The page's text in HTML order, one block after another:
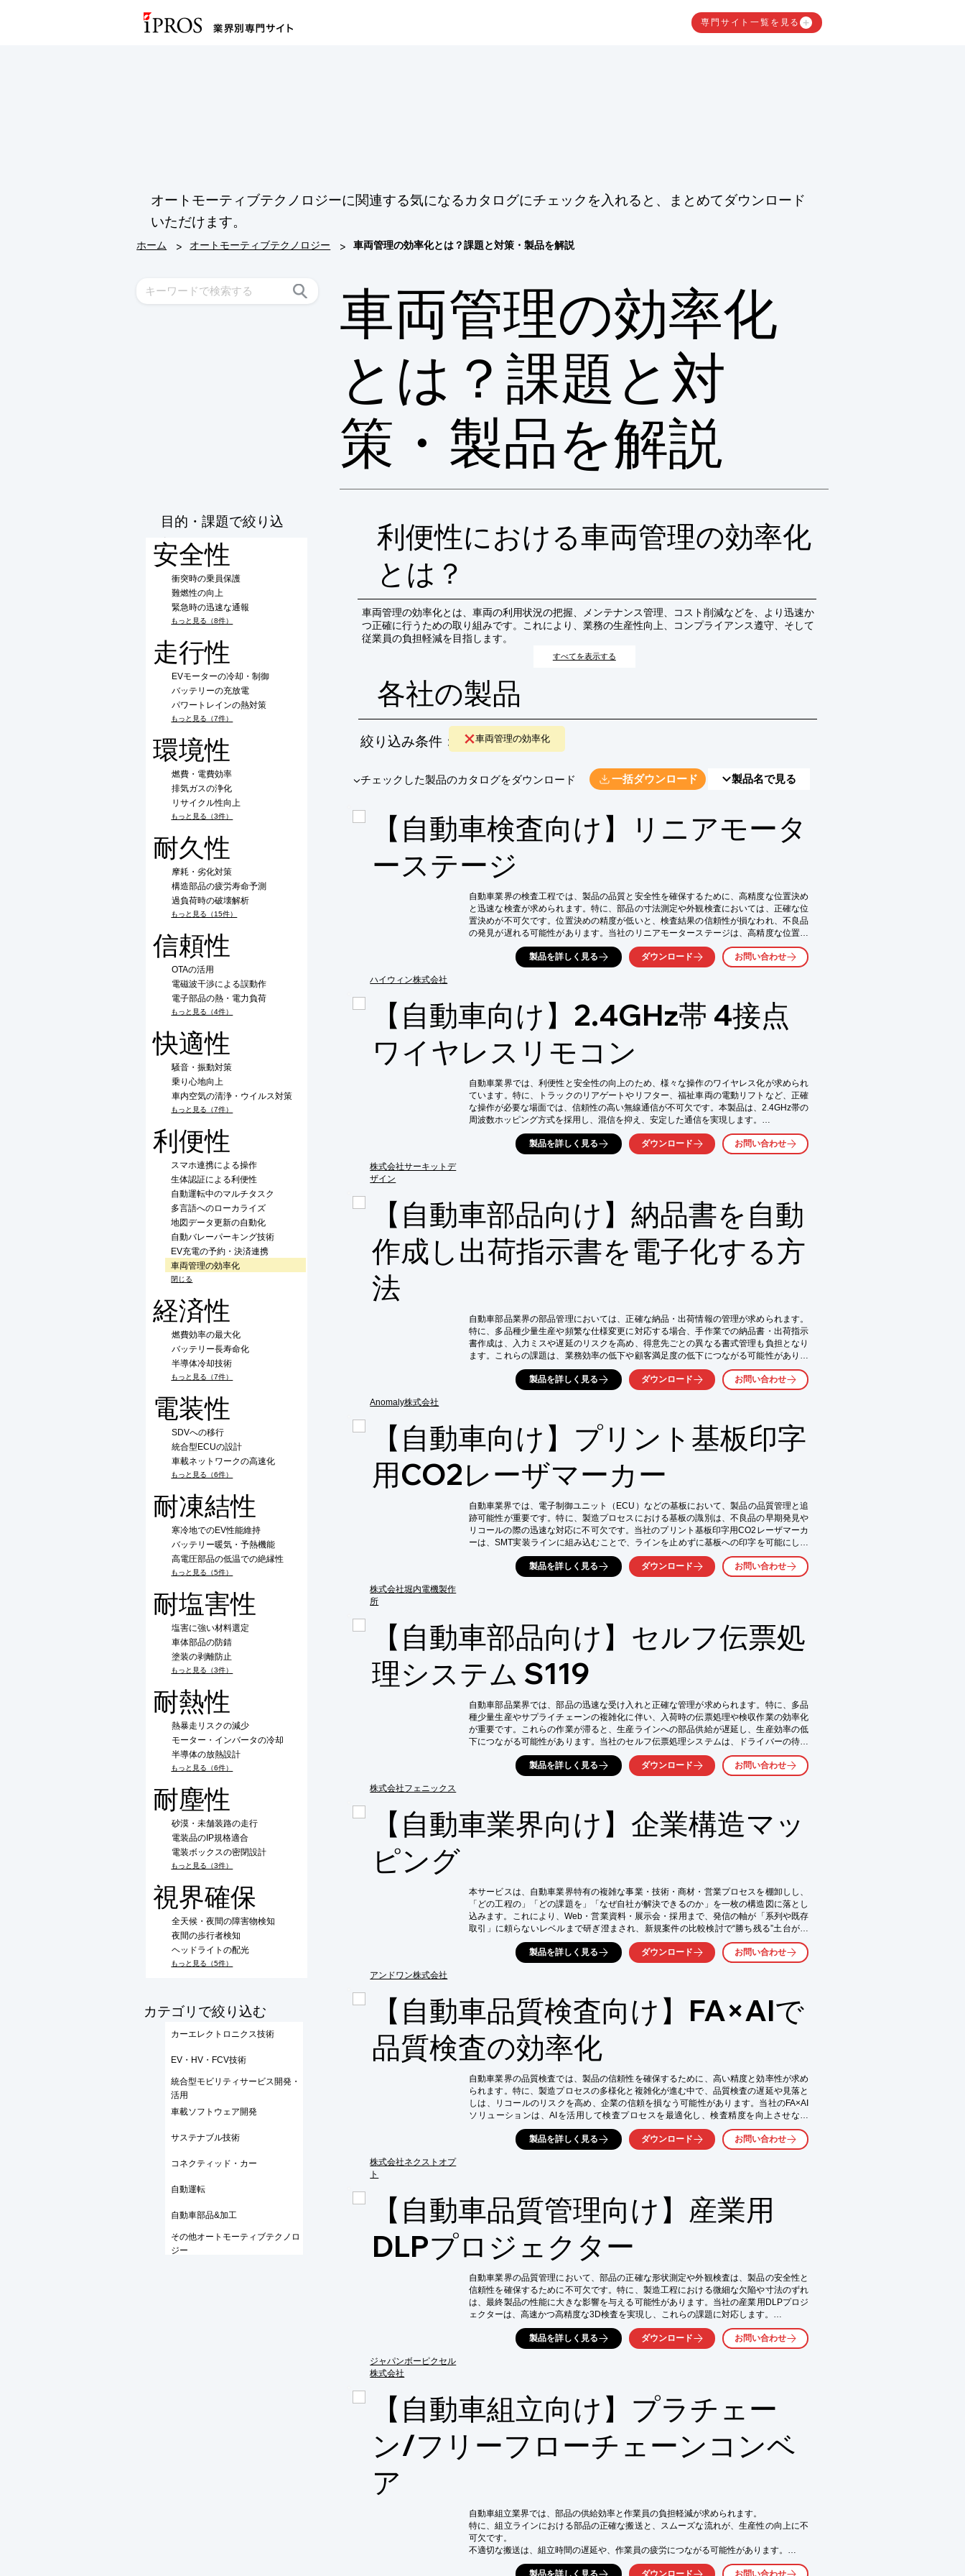
専門サイト一覧を見る
オートモーティブテクノロジーに関連する気になるカタログにチェックを入れると、まとめてダウンロード
いただけます。
ホーム > オートモーティブテクノロジー > 車両管理の効率化とは？課題と対策・製品を解説
車両管理の効率化
とは？課題と対
策・製品を解説
目的・課題で絞り込
む
安全性
衝突時の乗員保護
難燃性の向上
緊急時の迅速な通報
もっと見る（8件）
走行性
EVモーターの冷却・制御
バッテリーの充放電
パワートレインの熱対策
もっと見る（7件）
環境性
燃費・電費効率
排気ガスの浄化
リサイクル性向上
もっと見る（3件）
耐久性
摩耗・劣化対策
構造部品の疲労寿命予測
過負荷時の破壊解析
もっと見る（15件）
信頼性
OTAの活用
電磁波干渉による誤動作
電子部品の熱・電力負荷
もっと見る（4件）
快適性
騒音・振動対策
乗り心地向上
車内空気の清浄・ウイルス対策
もっと見る（7件）
利便性
スマホ連携による操作
生体認証による利便性
自動運転中のマルチタスク
多言語へのローカライズ
地図データ更新の自動化
自動バレーパーキング技術
EV充電の予約・決済連携
車両管理の効率化
閉じる
経済性
燃費効率の最大化
バッテリー長寿命化
半導体冷却技術
もっと見る（7件）
電装性
SDVへの移行
統合型ECUの設計
車載ネットワークの高速化
もっと見る（6件）
耐凍結性
寒冷地でのEV性能維持
バッテリー暖気・予熱機能
高電圧部品の低温での絶縁性
もっと見る（5件）
耐塩害性
塩害に強い材料選定
車体部品の防錆
塗装の剥離防止
もっと見る（3件）
耐熱性
熱暴走リスクの減少
モーター・インバータの冷却
半導体の放熱設計
もっと見る（6件）
耐塵性
砂漠・未舗装路の走行
電装品のIP規格適合
電装ボックスの密閉設計
もっと見る（3件）
視界確保
全天候・夜間の障害物検知
夜間の歩行者検知
ヘッドライトの配光
もっと見る（5件）
​カテゴリで絞り込む
カーエレクトロニクス技術
EV・HV・FCV技術
統合型モビリティサービス開発・
活用
車載ソフトウェア開発
サステナブル技術
コネクティッド・カー
自動運転
自動車部品&加工
その他オートモーティブテクノロ
ジー
利便性における車両管理の効率化
とは？
車両管理の効率化とは、車両の利用状況の把握、メンテナンス管理、コスト削減などを、より迅速か
つ正確に行うための取り組みです。これにより、業務の生産性向上、コンプライアンス遵守、そして
従業員の負担軽減を目指します。
すべてを表示する
各社の製品
絞り込み条件： 車両管理の効率化
​▼チェックした製品のカタログをダウンロード 一括ダウンロード 製品名で見る
【自動車検査向け】リニアモータ
ーステージ
ハイウィン株式会社
自動車業界の検査工程では、製品の品質と安全性を確保するために、高精度な位置決め
と迅速な検査が求められます。特に、部品の寸法測定や外観検査においては、正確な位
置決めが不可欠です。位置決めの精度が低いと、検査結果の信頼性が損なわれ、不良品
の発見が遅れる可能性があります。当社のリニアモーターステージは、高精度な位置決
めと高速移動を実現し、検査工程の効率化に貢献します。
【活用シーン】
・組み立て工程における位置決め
【導入の効果】
・検査精度の向上
・不良品の早期発見
製品を詳しく見る ダウンロード お問い合わせ
【自動車向け】2.4GHz帯 4接点
ワイヤレスリモコン
株式会社サーキットデ
ザイン
自動車業界では、利便性と安全性の向上のため、様々な操作のワイヤレス化が求められ
ています。特に、トラックのリアゲートやリフター、福祉車両の電動リフトなど、正確
な操作が必要な場面では、信頼性の高い無線通信が不可欠です。本製品は、2.4GHz帯の
周波数ホッピング方式を採用し、混信を抑え、安定した通信を実現します。
【活用シーン】
・トラックのリアゲート操作
【導入の効果】
・操作性の向上
・作業効率の改善
・安全性の向上
製品を詳しく見る ダウンロード お問い合わせ
【自動車部品向け】納品書を自動
作成し出荷指示書を電子化する方
法
Anomaly株式会社
自動車部品業界の部品管理においては、正確な納品・出荷情報の管理が求められます。
特に、多品種少量生産や頻繁な仕様変更に対応する場合、手作業での納品書・出荷指示
書作成は、入力ミスや遅延のリスクを高め、得意先ごとの異なる書式管理も負担となり
ます。これらの課題は、業務効率の低下や顧客満足度の低下につながる可能性がありま
す。当製品は、受注データに連動して納品書・出荷指示書をゼロ入力で発行する仕組み
を提供し、これらの課題を解決します。
・納品書PDFのワンクリック発行
・得意先ごとの書式自動切替
・ファイル名、保存先の自動整理
【導入の効果】
・入力作業の削減による業務効率向上
・得意先ごとの書式管理の手間軽減
・迅速な出荷対応による顧客満足度向上
製品を詳しく見る ダウンロード お問い合わせ
【自動車向け】プリント基板印字
用CO2レーザマーカー
株式会社堀内電機製作
所
自動車業界では、電子制御ユニット（ECU）などの基板において、製品の品質管理と追
跡可能性が重要です。特に、製造プロセスにおける基板の識別は、不良品の早期発見や
リコールの際の迅速な対応に不可欠です。当社のプリント基板印字用CO2レーザマーカ
ーは、SMT実装ラインに組み込むことで、ラインを止めずに基板への印字を可能にし、
基板単位での識別管理を実現します。これにより、トレーサビリティを強化し、自動車
部品の品質向上に貢献します。
・部品のトレーサビリティ管理
【導入の効果】
・ラインタクトを乱さず、生産効率を向上
・2次元コードによる確実な識別
・トレーサビリティの強化による品質管理の向上
製品を詳しく見る ダウンロード お問い合わせ
【自動車部品向け】セルフ伝票処
理システム S119
株式会社フェニックス
自動車部品業界では、部品の迅速な受け入れと正確な管理が求められます。特に、多品
種少量生産やサプライチェーンの複雑化に伴い、入荷時の伝票処理や検収作業の効率化
が重要です。これらの作業が滞ると、生産ラインへの部品供給が遅延し、生産効率の低
下につながる可能性があります。当社のセルフ伝票処理システムは、ドライバーの待機
時間を短縮し、トラックの滞留時間を削減することで、部品管理における課題解決に貢
・検収作業時
・倉庫内での部品移動時
製品を詳しく見る ダウンロード お問い合わせ
【自動車業界向け】企業構造マッ
ピング
アンドワン株式会社
本サービスは、自動車業界特有の複雑な事業・技術・商材・営業プロセスを棚卸しし、
「どの工程の」「どの課題を」「なぜ自社が解決できるのか」を一枚の構造図に落とし
込みます。これにより、Web・営業資料・展示会・採用まで、発信の軸が「系列や既存
取引」に頼らないレベルまで研ぎ澄まされ、新規案件の比較検討で“勝ち残る”土台が完
【活用シーン】
・展示会・Webサイトの「カタログ化」脱却
・技術営業の属人化解消と「勝てる資料」の標準化
・優秀なエンジニアを惹きつける「技術の見える化」
【導入の効果】
・「AI・人」双方からの指名獲得
・営業コストの削減と受注単価の向上
・発信メディア全体の「司令塔」が完成
製品を詳しく見る ダウンロード お問い合わせ
【自動車品質検査向け】FA×AIで
品質検査の効率化
株式会社ネクストオプ
ト
自動車業界の品質検査では、製品の信頼性を確保するために、高い精度と効率性が求め
られます。特に、製造プロセスの多様化と複雑化が進む中で、品質検査の遅延や見落と
しは、リコールのリスクを高め、企業の信頼を損なう可能性があります。当社のFA×AI
ソリューションは、AIを活用して検査プロセスを最適化し、検査精度を向上させなが
ら、検査時間の短縮を実現します。
【活用シーン】
【導入の効果】
・検査精度の向上
・不良品の早期発見
・コスト削減
製品を詳しく見る ダウンロード お問い合わせ
【自動車品質管理向け】産業用
DLPプロジェクター
ジャパンボーピクセル
株式会社
自動車業界の品質管理において、部品の正確な形状測定や外観検査は、製品の安全性と
信頼性を確保するために不可欠です。特に、製造工程における微細な欠陥や寸法のずれ
は、最終製品の性能に大きな影響を与える可能性があります。当社の産業用DLPプロジ
ェクターは、高速かつ高精度な3D検査を実現し、これらの課題に対応します。
【活用シーン】
・自動車部品の3D測定
【導入の効果】
・検査時間の短縮
・不良品の早期発見
製品を詳しく見る ダウンロード お問い合わせ
【自動車組立向け】プラチェー
ン/フリーフローチェーンコンベ
ア
自動車組立業界では、部品の供給効率と作業員の負担軽減が求められます。
特に、組立ラインにおける部品の正確な搬送と、スムーズな流れが、生産性の向上に不
可欠です。
不適切な搬送は、組立時間の遅延や、作業員の疲労につながる可能性があります。
当社プラチェーンコンベア・フリーフローチェーンコンベアは、お客様のニーズに合わ